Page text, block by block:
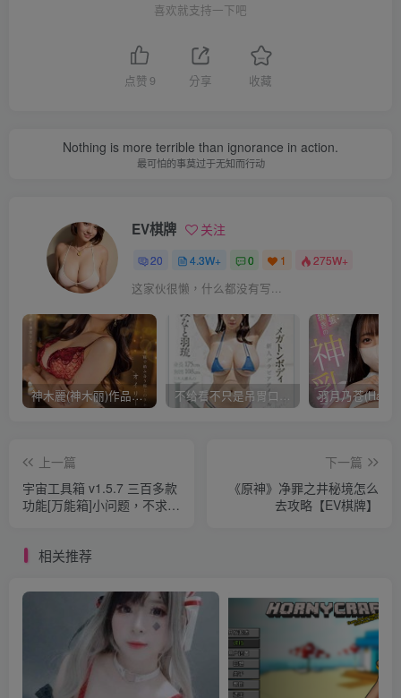
喜欢就支持一下吧
点赞 9 分享 收藏
Nothing is more terrible than ignorance in action.
最可怕的事莫过于无知而行动
EV棋牌 关注
20 4.3W+ 0 1 275W+
这家伙很懒，什么都没有写...
神木麗(神木丽)作品STARS-804发布！出道一周年，华丽布拉甲闪亮动人！【EV棋牌】 不给看不只是吊胃口！K奶的みなと羽琉(凑羽琉)原来是无码妹「水原圣子」？【EV棋牌】
上一篇
宇宙工具箱 v1.5.7 三百多款
功能[万能箱]小问题，不求
下一篇
《原神》净罪之井秘境怎么
去攻略【EV棋牌】
相关推荐